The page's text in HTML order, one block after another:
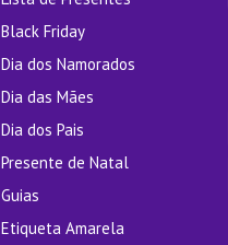
Black Friday
Dia dos Namorados
Dia das Mães
Dia dos Pais
Presente de Natal
Guias
Etiqueta Amarela